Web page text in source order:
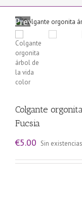
Previous
Colgante
Fucsia
€5.00 Sin existencias